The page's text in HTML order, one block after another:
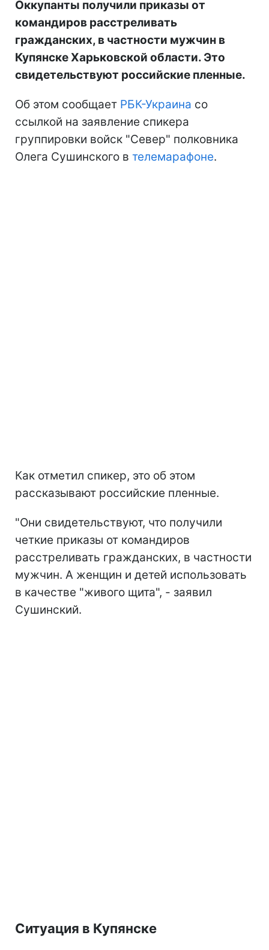
Оккупанты получили приказы от
командиров расстреливать
гражданских, в частности мужчин в
Купянске Харьковской области. Это
свидетельствуют российские пленные.
Об этом сообщает РБК-Украина со
ссылкой на заявление спикера
группировки войск "Север" полковника
Олега Сушинского в телемарафоне.
Как отметил спикер, это об этом
рассказывают российские пленные.
"Они свидетельствуют, что получили
четкие приказы от командиров
расстреливать гражданских, в частности
мужчин. А женщин и детей использовать
в качестве "живого щита", - заявил
Сушинский.
Ситуация в Купянске